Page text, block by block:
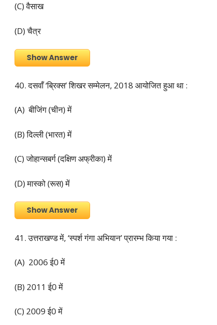
(C) वैसाख
(D) चैत्र
Show Answer
40. दसवाँ ‘ब्रिक्स’ शिखर सम्मेलन, 2018 आयोजित हुआ था :
(A) बीजिंग (चीन) में
(B) दिल्ली (भारत) में
(C) जोहान्सबर्ग (दक्षिण अफ्रीका) में
(D) मास्को (रूस) में
Show Answer
41. उत्तराखण्ड में, ‘स्पर्श गंगा अभियान’ प्रारम्भ किया गया :
(A) 2006 ई0 में
(B) 2011 ई0 में
(C) 2009 ई0 में